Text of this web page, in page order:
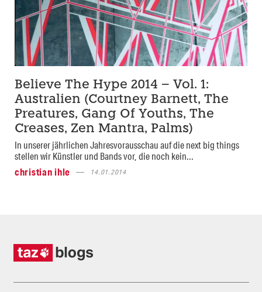
Believe The Hype 2014 – Vol. 1:
Australien (Courtney Barnett, The
Preatures, Gang Of Youths, The
Creases, Zen Mantra, Palms)
In unserer jährlichen Jahresvorausschau auf die next big things
stellen wir Künstler und Bands vor, die noch kein...
christian ihle
14.01.2014